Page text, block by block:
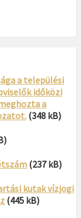
a települési
időközi
a
(348 kB)
(237 kB)
kutak vízjogi
(445 kB)